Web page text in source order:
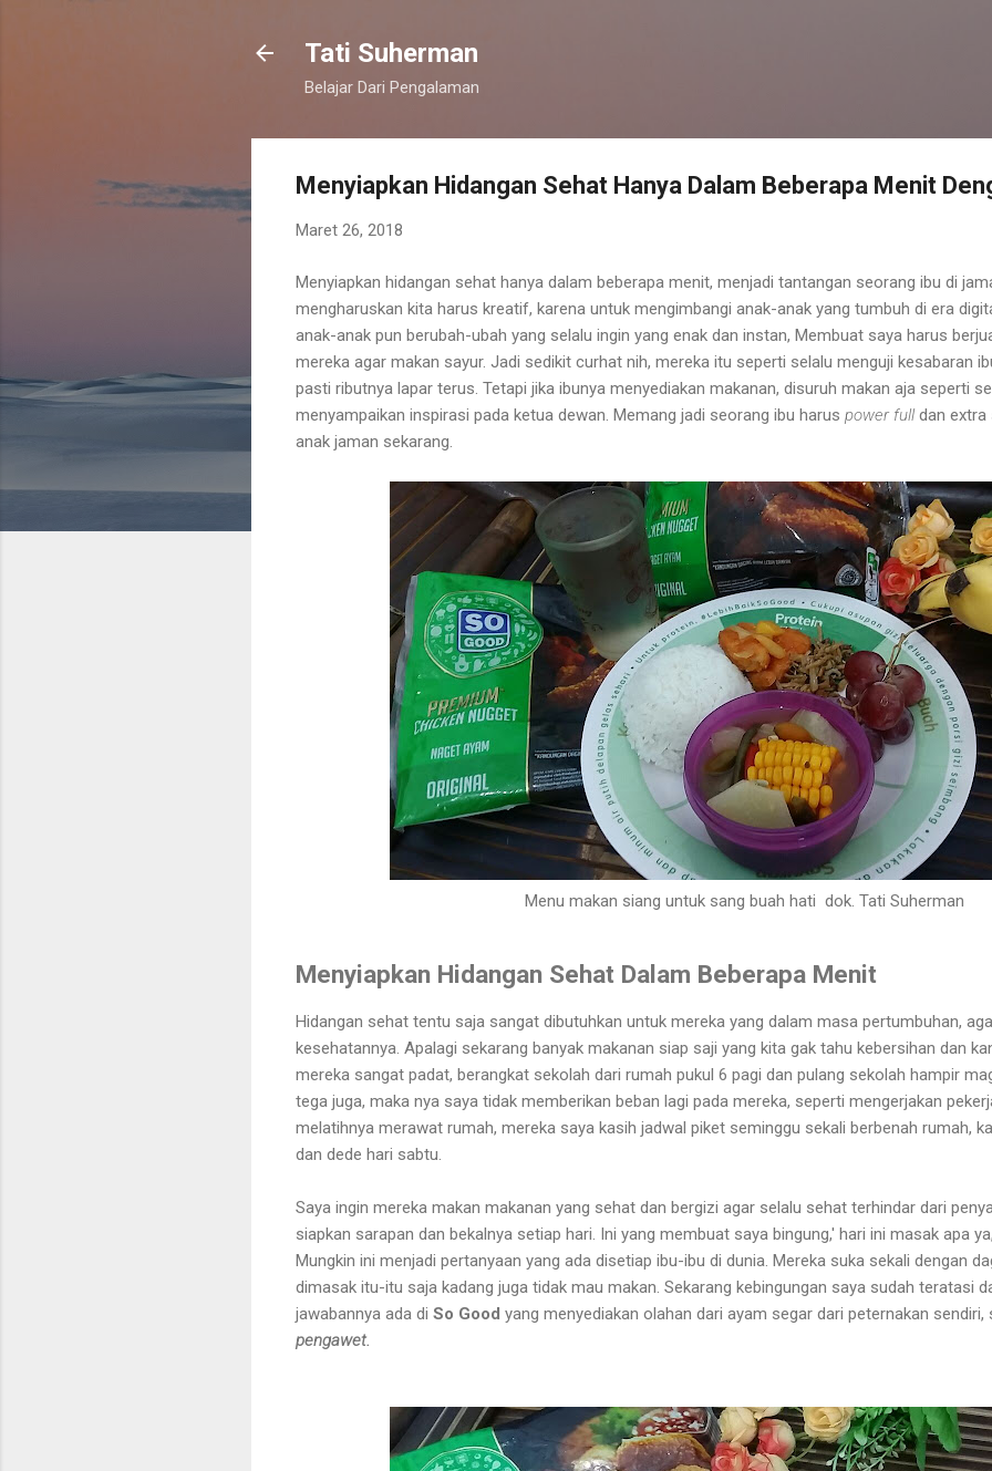
Tati Suherman
Belajar Dari Pengalaman
Menyiapkan Hidangan Sehat Hanya Dalam Beberapa Menit
Maret 26, 2018
Menyiapkan hidangan sehat hanya dalam beberapa menit, menjadi tantangan seorang ibu di
mengharuskan kita harus kreatif, karena untuk mengimbangi anak-anak yang tumbuh di era
anak-anak pun berubah-ubah yang selalu ingin yang enak dan instan, Membuat saya harus
mereka agar makan sayur. Jadi sedikit curhat nih, mereka itu seperti selalu menguji kesabaran
pasti ributnya lapar terus. Tetapi jika ibunya menyediakan makanan, disuruh makan aja seperti
menyampaikan inspirasi pada ketua dewan. Memang jadi seorang ibu harus power fulldan extra
anak jaman sekarang.
Menu makan siang untuk sang buah hati dok. Tati Suherman
Menyiapkan Hidangan Sehat Dalam Beberapa Menit
Hidangan sehat tentu saja sangat dibutuhkan untuk mereka yang dalam masa pertumbuhan,
kesehatannya. Apalagi sekarang banyak makanan siap saji yang kita gak tahu kebersihan dan
mereka sangat padat, berangkat sekolah dari rumah pukul 6 pagi dan pulang sekolah hampir
tega juga, maka nya saya tidak memberikan beban lagi pada mereka, seperti mengerjakan
melatihnya merawat rumah, mereka saya kasih jadwal piket seminggu sekali berbenah rumah,
dan dede hari sabtu.
Saya ingin mereka makan makanan yang sehat dan bergizi agar selalu sehat terhindar dari
siapkan sarapan dan bekalnya setiap hari. Ini yang membuat saya bingung,' hari ini masak apa
Mungkin ini menjadi pertanyaan yang ada disetiap ibu-ibu di dunia. Mereka suka sekali dengan
dimasak itu-itu saja kadang juga tidak mau makan. Sekarang kebingungan saya sudah teratasi
jawabannya ada di So Good yang menyediakan olahan dari ayam segar dari peternakan sendiri,
pengawet.